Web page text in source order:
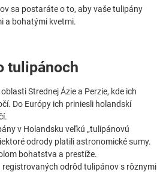
sa postaráte o to, aby vaše tulipány
a bohatými kvetmi.
tulipánoch
Strednej Ázie a Perzie, kde ich
Do Európy ich priniesli holandskí
v Holandsku veľkú „tulipánovú
odrody platili astronomické sumy.
bohatstva a prestíže.
registrovaných odrôd tulipánov s rôznymi